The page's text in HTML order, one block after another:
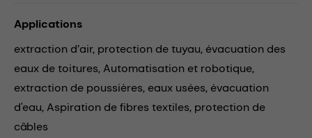
Applications
extraction d’air, protection de tuyau, évacuation des
eaux de toitures,Automatisation et robotique,
extraction de poussières, eaux usées, évacuation
d'eau,Aspiration de fibres textiles, protection de
câbles